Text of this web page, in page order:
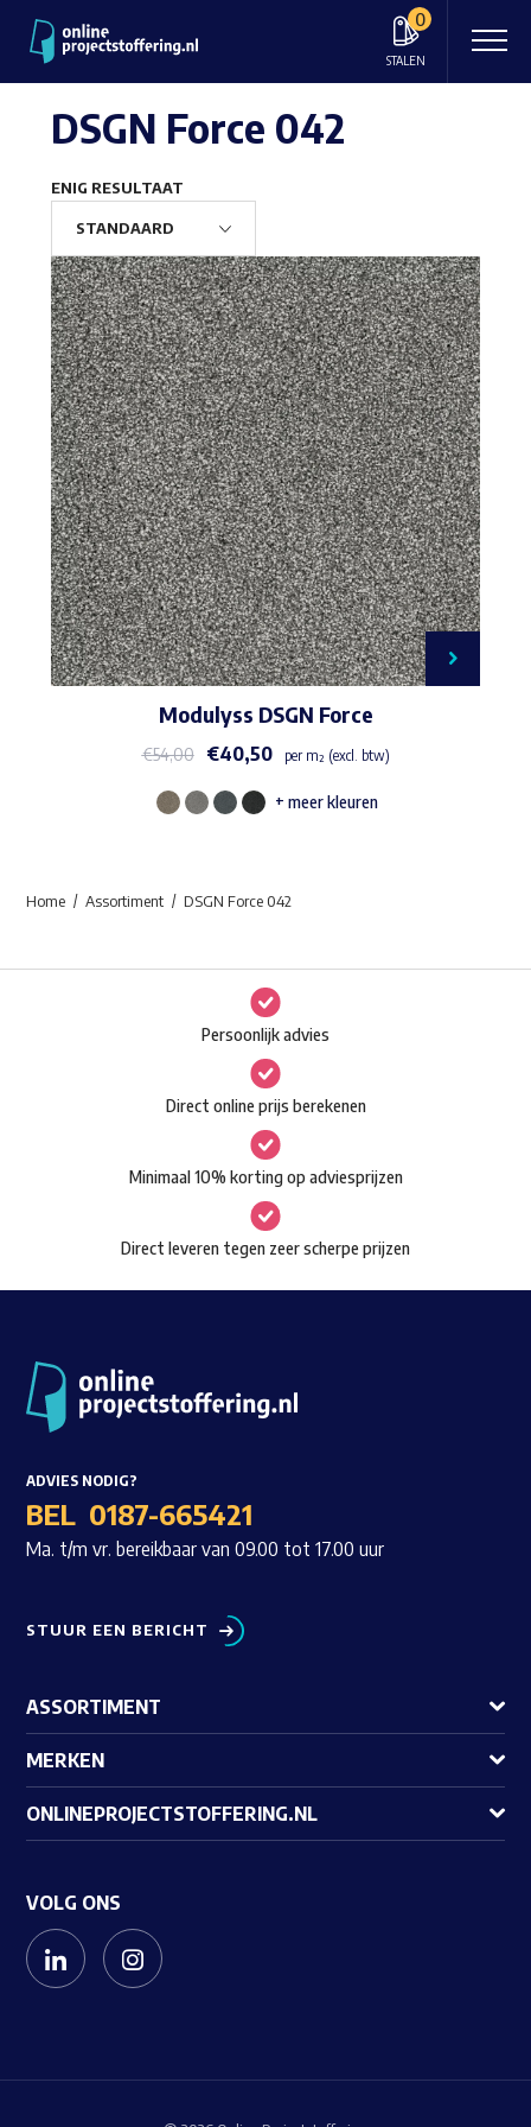
0
STALEN
Waar ben je naar op zoek?
DSGN Force 042
ENIG RESULTAAT
Modulyss DSGN Force
€54,00 €40,50 per m² (excl. btw)
Dit
Deze
optie
kan
gekozen
worden
op
de
productpagina
+ meer kleuren
Home Assortiment DSGN Force 042
Persoonlijk advies
Direct online prijs berekenen
Minimaal 10% korting op adviesprijzen
Direct leveren tegen zeer scherpe prijzen
ADVIES NODIG?
BEL 0187-665421
Ma. t/m vr. bereikbaar van 09.00 tot 17.00 uur
STUUR EEN BERICHT
ASSORTIMENT
MERKEN
ONLINEPROJECTSTOFFERING.NL
VOLG ONS